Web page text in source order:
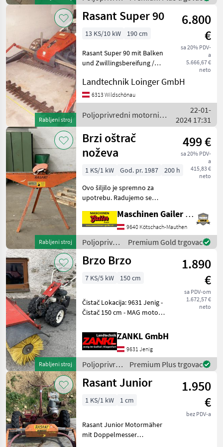
motorni
strojevi /
Rabljeni stroj
Rasant Super 90
6.800
€
sa 20% PDV-
a
5.666,67 €
neto
13 KS/10 kW 190 cm
Rasant Super 90 mit Balken
und Zwillingsbereifung /
Lenkbremsen
Poljoprivredni motorni
strojevi Motokultivatori i
motorne freze
Landtechnik Loinger GmbH
6313 Wildschönau
Poljoprivredni motorni
strojevi / Rasant
22-01-
2024 17:31
Rabljeni stroj
Brzi oštrač
noževa
499 €
sa 20% PDV-
a
415,83 €
neto
1 KS/1 kW God. pr. 1987
200 h
Ovo šiljilo je spremno za
upotrebu. Radujemo se
motorni strojevi
Motokultivatori i motorne
freze
Maschinen Gailer GmbH
9640 Kötschach-Mauthen
Poljoprivredni
motorni
strojevi /
Premium Gold trgovac
Rabljeni stroj
Brzo Brzo
1.890
€
sa PDV-om
1.672,57 €
neto
7 KS/5 kW 150 cm
Čistač Lokacija: 9631 Jenig -
Čistač 150 cm - MAG motor -
nogostupe! - Dostupno
odmah! - Spremno za
trenutnu upotrebu!
Profesional
ZANKL GmbH
9631 Jenig
Poljoprivredni
motorni
strojevi /
Premium Plus trgovac
Rasant Junior
1.950
€
bez PDV-a
1 KS/1 kW 1 cm
Rasant Junior Motormäher
mit Doppelmesser